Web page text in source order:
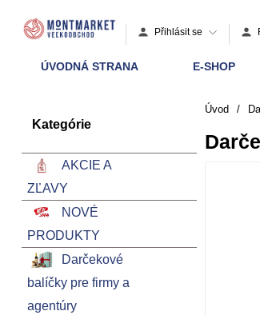
Přihlásit se
ÚVODNÁ STRANA E-SHOP
Kategórie
AKCIE A
ZĽAVY
NOVÉ
PRODUKTY
Darčekové
balíčky pre firmy a
agentúry
Úvod /